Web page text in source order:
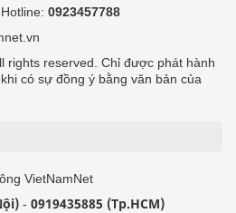
0923457788
rights reserved. Chỉ được phát hành
có sự đồng ý bằng văn bản của
VietNamNet
- 0919435885 (Tp.HCM)